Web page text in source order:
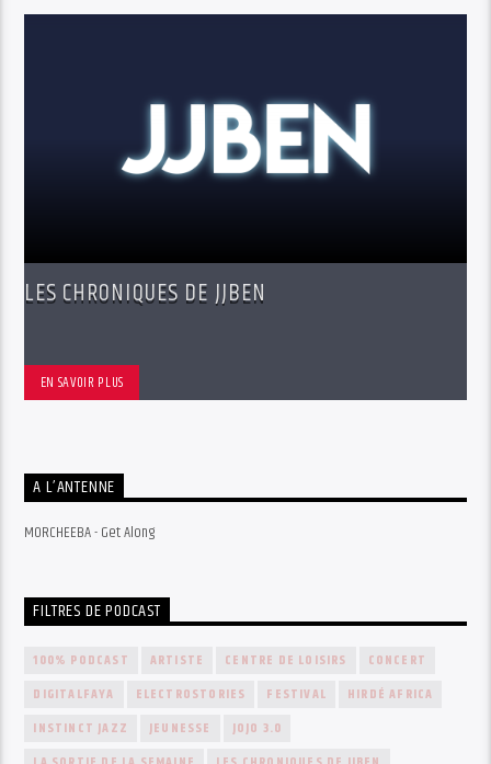
LES CHRONIQUES DE JJBEN
EN SAVOIR PLUS
A L’ANTENNE
MORCHEEBA - Get Along
FILTRES DE PODCAST
100% PODCAST ARTISTE CENTRE DE LOISIRS
CONCERT
DIGITALFAYA
ELECTROSTORIES FESTIVAL
HIRDÉ AFRICA
INSTINCT JAZZ
JEUNESSE
JOJO 3.0